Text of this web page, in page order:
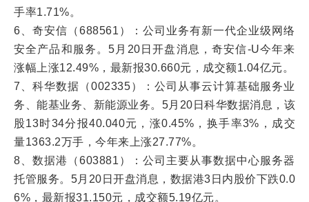
手率1.71%。
6、奇安信（688561）：公司业务有新一代企业级网络
安全产品和服务。5月20日开盘消息，奇安信-U今年来
涨幅上涨12.49%，最新报30.660元，成交额1.04亿元。
7、科华数据（002335）：公司从事云计算基础服务业
务、能基业务、新能源业务。5月20日科华数据消息，该
股13时34分报40.040元，涨0.45%，换手率3%，成交
量1363.2万手，今年来上涨27.77%。
8、数据港（603881）：公司主要从事数据中心服务器
托管服务。5月20日开盘消息，数据港3日内股价下跌0.0
6%，最新报31.150元，成交额5.19亿元。